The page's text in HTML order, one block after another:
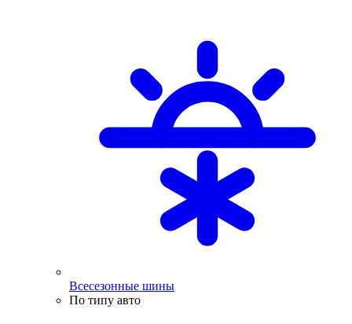
Всесезонные шины
По типу авто